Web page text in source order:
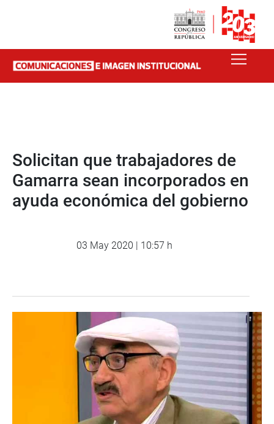
Solicitan que trabajadores de
Gamarra sean incorporados en
ayuda económica del gobierno
03 May 2020 | 10:57 h